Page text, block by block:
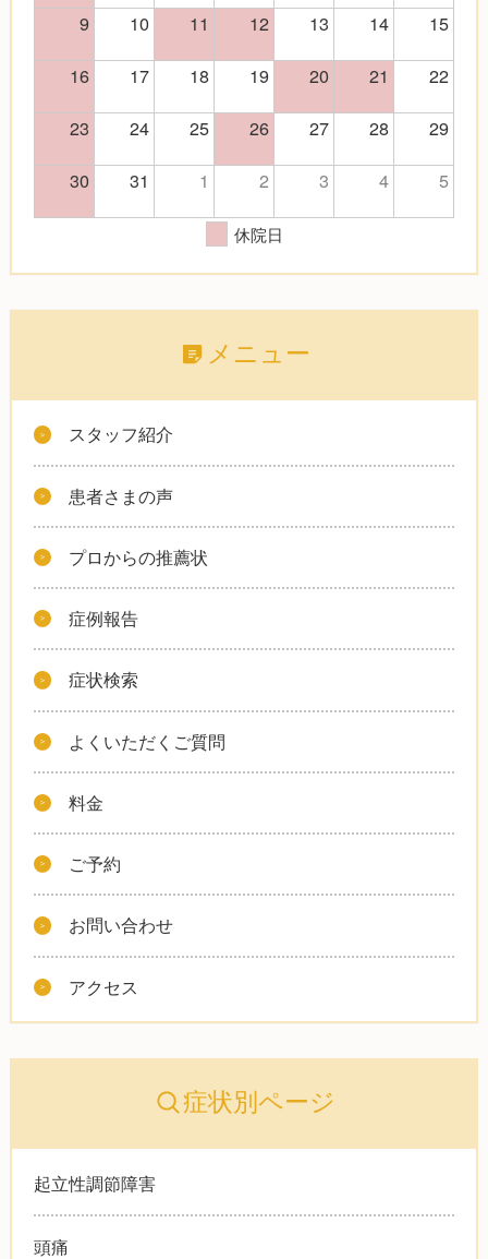
9
10 11 12 13 14
15
16
17 18 19 20 21
22
23
24 25 26 27 28
29
30
31 1 2 3 4 5
休院日
メニュー
スタッフ紹介
患者さまの声
プロからの推薦状
症例報告
症状検索
よくいただくご質問
料金
ご予約
お問い合わせ
アクセス
症状別ページ
起立性調節障害
頭痛